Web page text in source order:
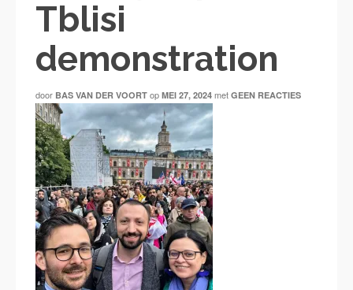
Tblisi
demonstration
door BAS VAN DER VOORT op MEI 27, 2024 met GEEN REACTIES